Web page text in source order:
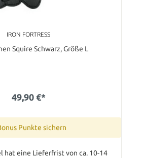
IRON FORTRESS
Squire Schwarz, Größe L
49,90 €*
Punkte sichern
hat eine Lieferfrist von ca. 10-14